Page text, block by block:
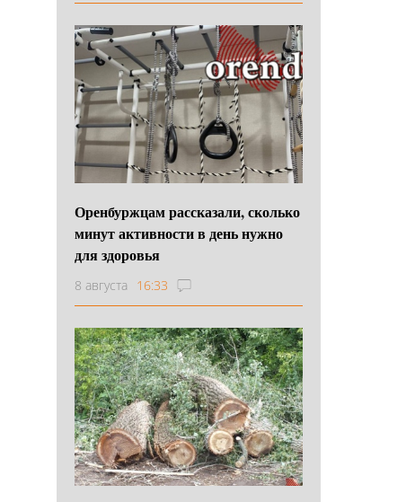
Оренбуржцам рассказали, сколько
минут активности в день нужно
для здоровья
8 августа 16:33